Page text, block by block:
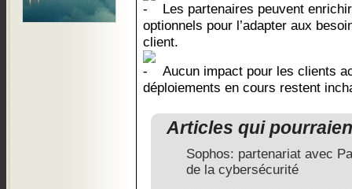
Les partenaires peuvent
optionnels pour l’adapter aux
client.
Aucun impact pour les clients
déploiements en cours restent
Articles qui
Sophos: partenariat avec
de la cybersécurité